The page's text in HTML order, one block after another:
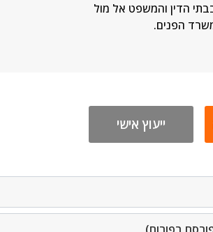
הדין והמשפט אל מול
הפנים.
ייעוץ אישי